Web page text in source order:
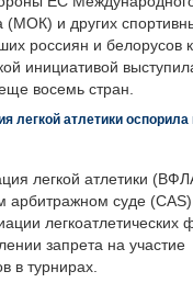
(МОК) и других
россиян и белорусов
инициативой
восемь стран.
легкой атлетики оспорила
легкой атлетики
арбитражном суде
легкоатлетических
запрета на участие
в турнирах.